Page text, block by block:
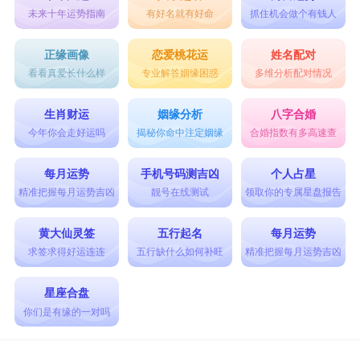
未来十年运势指南 有好名就有好命 抓住机会做个有钱人
正缘画像
看看真爱长什么样
恋爱桃花运
专业解答姻缘困惑
姓名配对
多维分析配对情况
生肖财运
今年你会走好运吗
姻缘分析
揭秘你命中注定姻缘
八字合婚
合婚指数有多高速查
每月运势
精准把握每月运势吉凶
手机号码测吉凶
靓号在线测试
个人占星
领取你的专属星盘报告
黄大仙灵签
求签求得好运连连
五行起名
五行缺什么如何补旺
每月运势
精准把握每月运势吉凶
星座合盘
你们是有缘的一对吗